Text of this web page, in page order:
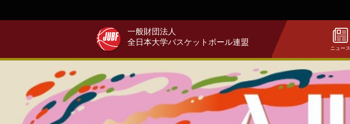
一般財団法人
全日本大学バスケットボール連盟
ニュース